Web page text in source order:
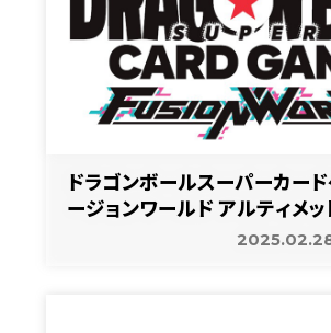
ドラゴンボールスーパーカー
ージョンワールド アルティメ
EX（小学生以下限定）in